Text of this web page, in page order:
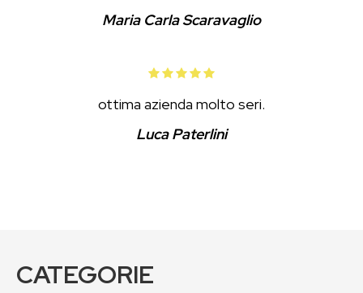
Maria Carla Scaravaglio
ottima azienda molto seri.
Luca Paterlini
CATEGORIE